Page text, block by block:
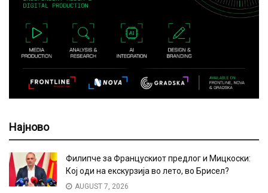
Најново
Филипче за Францускиот предлог и Мицкоски:
Кој оди на екскурзија во лето, во Брисел?
AUGUST 7, 2026